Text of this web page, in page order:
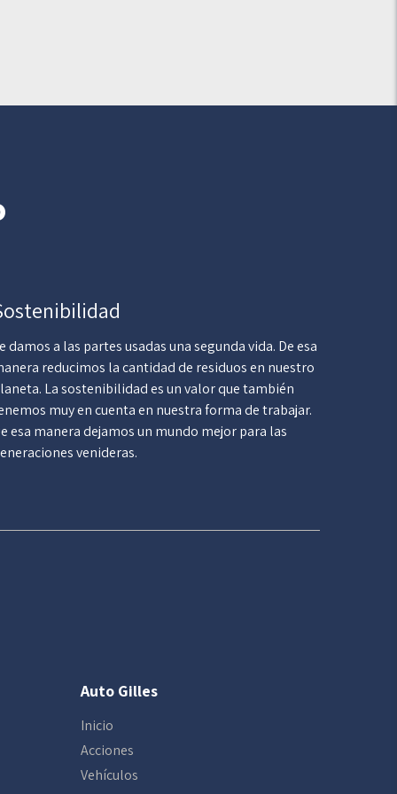
damos a las partes usadas una segunda vida. De esa
reducimos la cantidad de residuos en nuestro
La sostenibilidad es un valor que también
muy en cuenta en nuestra forma de trabajar.
esa manera dejamos un mundo mejor para las
venideras.
Auto Gilles
Inicio
Acciones
Vehículos